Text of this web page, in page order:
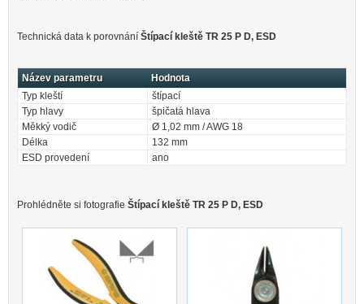
Technická data k porovnání Štípací kleště TR 25 P D, ESD
Název parametru
Hodnota
Typ kleští
štípací
Typ hlavy
špičatá hlava
Měkký vodič
Ø 1,02 mm / AWG 18
Délka
132 mm
ESD provedení
ano
Prohlédněte si fotografie Štípací kleště TR 25 P D, ESD